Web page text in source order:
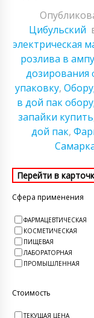
Цибульский
электрическая
розлива в
дозирования
упаковку,
в дой пак
запайки купить
дой пак,
Сфера применения
ФАРМАЦЕВТИЧЕСКАЯ
КОСМЕТИЧЕСКАЯ
ПИЩЕВАЯ
ЛАБОРАТОРНАЯ
ПРОМЫШЛЕННАЯ
Стоимость
ТЕКУЩАЯ ЦЕНА